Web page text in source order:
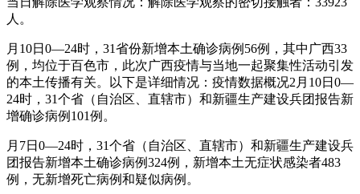
人。
月10日0—24时，31省份新增本土确诊病例56例，其中广西33
例，均位于百色市，此次广西疫情与当地一起聚集性活动引发
的本土传播有关。以下是详细情况：疫情数据概况2月10日0—
24时，31个省（自治区、直辖市）和新疆生产建设兵团报告新
增确诊病例101例。
月7日0—24时，31个省（自治区、直辖市）和新疆生产建设兵
团报告新增本土确诊病例324例，新增本土无症状感染者483
例，无新增死亡病例和疑似病例。